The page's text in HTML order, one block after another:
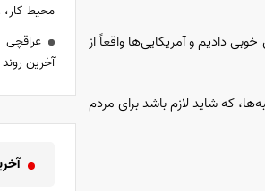
دادیم و آمریکایی‌ها واقعاً از
گرفته تا مصاحبه‌ها، که شاید لازم باشد برای مردم
محیط
آخرین